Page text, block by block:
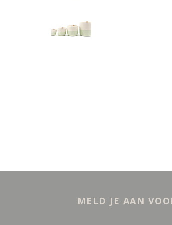
MELD JE AAN